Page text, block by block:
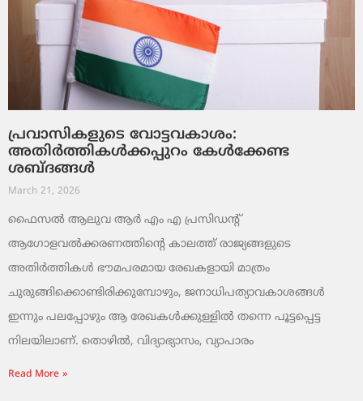
പ്രവാസികളുടെ വോട്ടവകാശം:
അതിർത്തികൾക്കപ്പുറം കേൾക്കേണ്ട
ശബ്ദങ്ങൾ
March 21, 2026
ഫൈസൽ ആലുവ ആർ എം എ പ്രസിഡന്റ്
ആഗോളവൽക്കരണത്തിന്റെ കാലത്ത് രാജ്യങ്ങളുടെ
അതിർത്തികൾ ഭൗമപരമായ രേഖകളായി മാത്രം
ചുരുങ്ങിക്കൊണ്ടിരിക്കുമ്പോഴും, ജനാധിപത്യാവകാശങ്ങൾ
ഇന്നും പലപ്പോഴും ആ രേഖകൾക്കുള്ളിൽ തന്നെ പൂട്ടപ്പെട്ട
നിലയിലാണ്. തൊഴിൽ, വിദ്യാഭ്യാസം, വ്യാപാരം
Read More »